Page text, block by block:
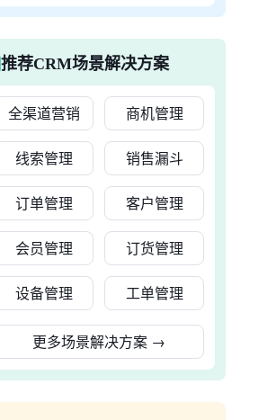
推荐CRM场景解决方案
全渠道营销 商机管理
线索管理 销售漏斗
订单管理 客户管理
会员管理 订货管理
设备管理 工单管理
更多场景解决方案 →